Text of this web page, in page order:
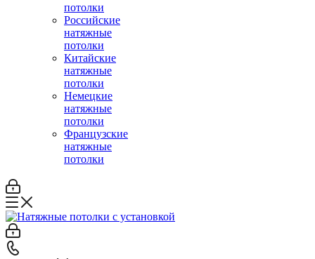
потолки
Российские
натяжные
потолки
Китайские
натяжные
потолки
Немецкие
натяжные
потолки
Французские
натяжные
потолки